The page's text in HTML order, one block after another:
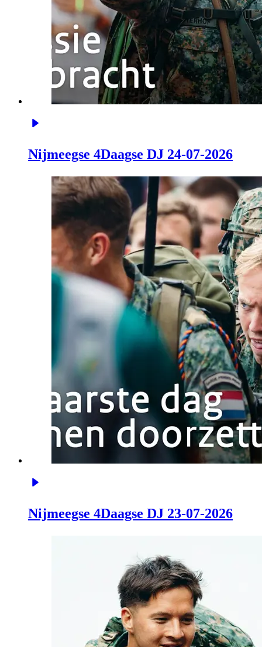
Nijmeegse 4Daagse DJ 24-07-2026
Nijmeegse 4Daagse DJ 23-07-2026